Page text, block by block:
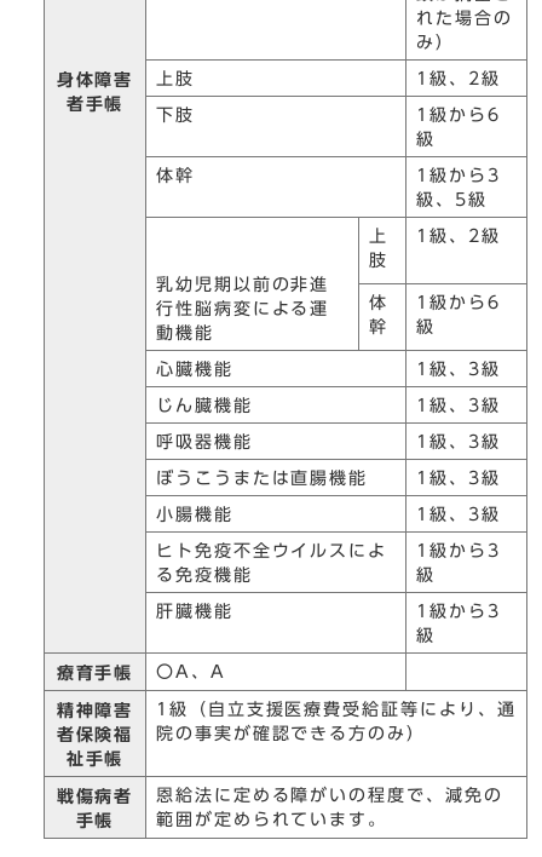
身体障害
者手帳
れた場合の
み）
上肢 1級、2級
下肢
1級から6
級
体幹
1級から3
級、5級
乳幼児期以前の非進
行性脳病変による運
動機能
上
肢
1級、2級
体
幹
1級から6
級
心臓機能 1級、3級
じん臓機能 1級、3級
呼吸器機能 1級、3級
ぼうこうまたは直腸機能 1級、3級
小腸機能 1級、3級
ヒト免疫不全ウイルスによ
る免疫機能
1級から3
級
肝臓機能
1級から3
級
療育手帳 〇A、A
精神障害
者保険福
祉手帳
1級（自立支援医療費受給証等により、通
院の事実が確認できる方のみ）
戦傷病者
手帳
恩給法に定める障がいの程度で、減免の
範囲が定められています。